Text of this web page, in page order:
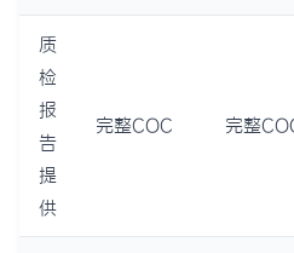
质
检
报
告
提
供
完整COC 完整